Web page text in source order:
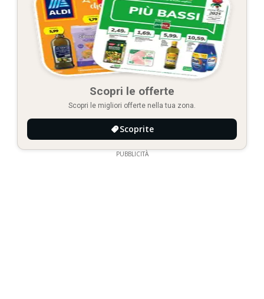
Scopri le offerte
Scopri le migliori offerte nella tua zona.
Scoprite
PUBBLICITÀ